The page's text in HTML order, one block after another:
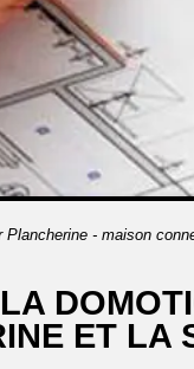
Plancherine - maison
ET LA